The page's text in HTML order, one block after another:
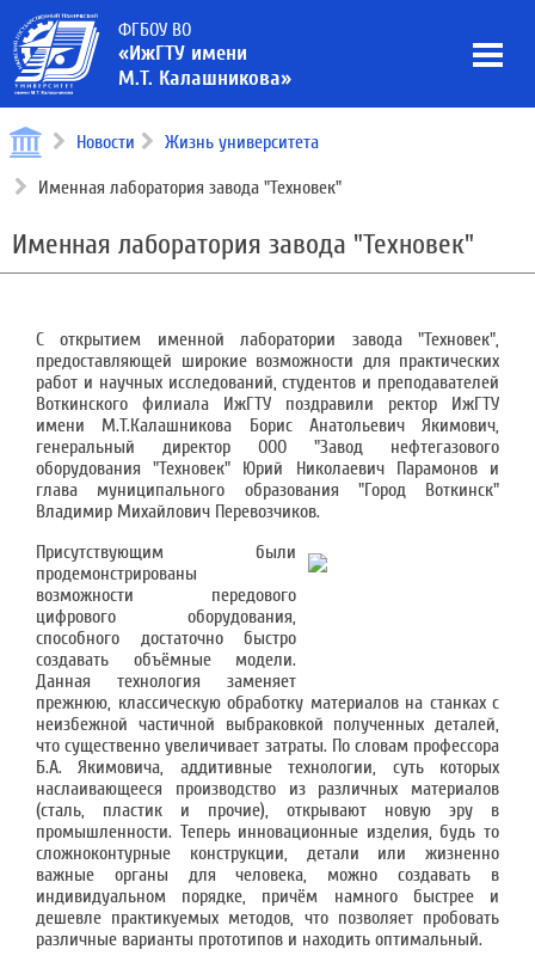
ФГБОУ ВО
«ИжГТУ имени
М.Т. Калашникова»
Новости Жизнь университета
Именная лаборатория завода "Техновек"
Именная лаборатория завода "Техновек"
С открытием именной лаборатории завода "Техновек",
предоставляющей широкие возможности для практических
работ и научных исследований, студентов и преподавателей
Воткинского филиала ИжГТУ поздравили ректор ИжГТУ
имени М.Т.Калашникова Борис Анатольевич Якимович,
генеральный директор ООО "Завод нефтегазового
оборудования "Техновек" Юрий Николаевич Парамонов и
глава муниципального образования "Город Воткинск"
Владимир Михайлович Перевозчиков.
Присутствующим были
продемонстрированы
возможности передового
цифрового оборудования,
способного достаточно быстро
создавать объёмные модели.
Данная технология заменяет
прежнюю, классическую обработку материалов на станках с
неизбежной частичной выбраковкой полученных деталей,
что существенно увеличивает затраты. По словам профессора
Б.А. Якимовича, аддитивные технологии, суть которых
наслаивающееся производство из различных материалов
(сталь, пластик и прочие), открывают новую эру в
промышленности. Теперь инновационные изделия, будь то
сложноконтурные конструкции, детали или жизненно
важные органы для человека, можно создавать в
индивидуальном порядке, причём намного быстрее и
дешевле практикуемых методов, что позволяет пробовать
различные варианты прототипов и находить оптимальный.